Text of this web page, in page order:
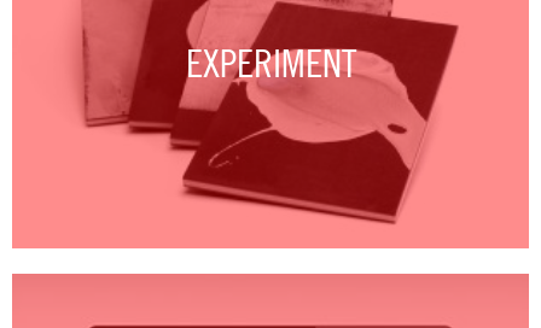
EXPERIMENT